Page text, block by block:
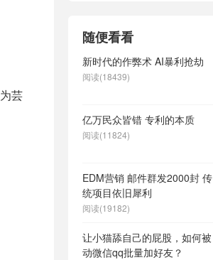
芸
随便看看
新时代的作弊术 AI暴利抢劫
阅读(18439)
亿万民众皆错 专利的本质
阅读(11824)
EDM营销 邮件群发2000封 传
统项目依旧犀利
阅读(19182)
让小猫舔自己的屁股，如何被
动微信qq批量加好友？